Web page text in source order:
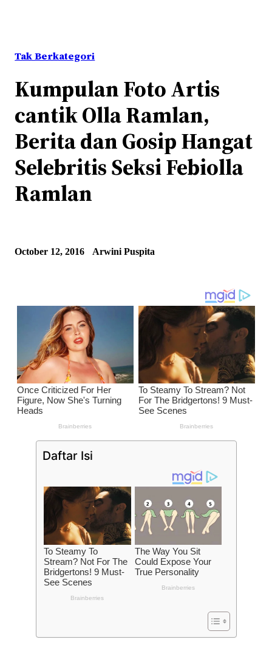
Tak Berkategori
Kumpulan Foto Artis
cantik Olla Ramlan,
Berita dan Gosip Hangat
Selebritis Seksi Febiolla
Ramlan
October 12, 2016 Arwini Puspita
Daftar Isi